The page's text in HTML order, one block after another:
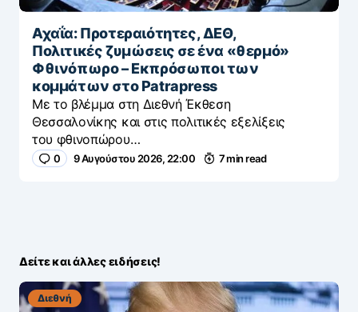
Αχαΐα: Προτεραιότητες, ΔΕΘ,
Πολιτικές ζυμώσεις σε ένα «θερμό»
Φθινόπωρο – Εκπρόσωποι των
κομμάτων στο Patrapress
Με το βλέμμα στη Διεθνή Έκθεση
Θεσσαλονίκης και στις πολιτικές εξελίξεις
του φθινοπώρου…
0 9 Αυγούστου 2026, 22:00 7 min read
Δείτε και άλλες ειδήσεις!
Διεθνή